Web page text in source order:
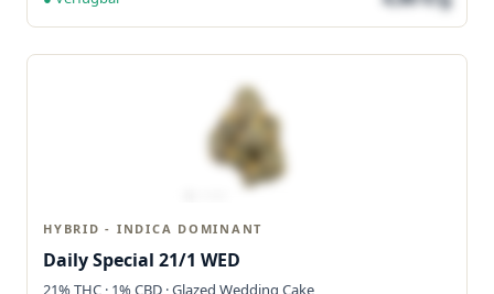
HYBRID - INDICA DOMINANT
Daily Special 21/1 WED
21% THC · 1% CBD · Glazed Wedding Cake